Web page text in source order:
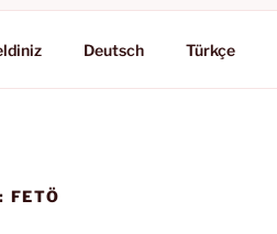
Deutsch Türkçe
FETÖ